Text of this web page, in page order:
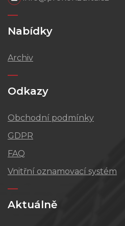
Nabídky
Archiv
Odkazy
Obchodní podmínky
GDPR
FAQ
Vnitřní oznamovací systém
Aktuálně